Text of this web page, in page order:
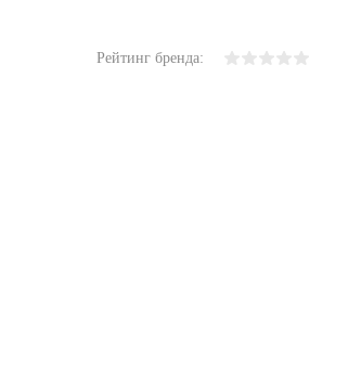
Рейтинг бренда: